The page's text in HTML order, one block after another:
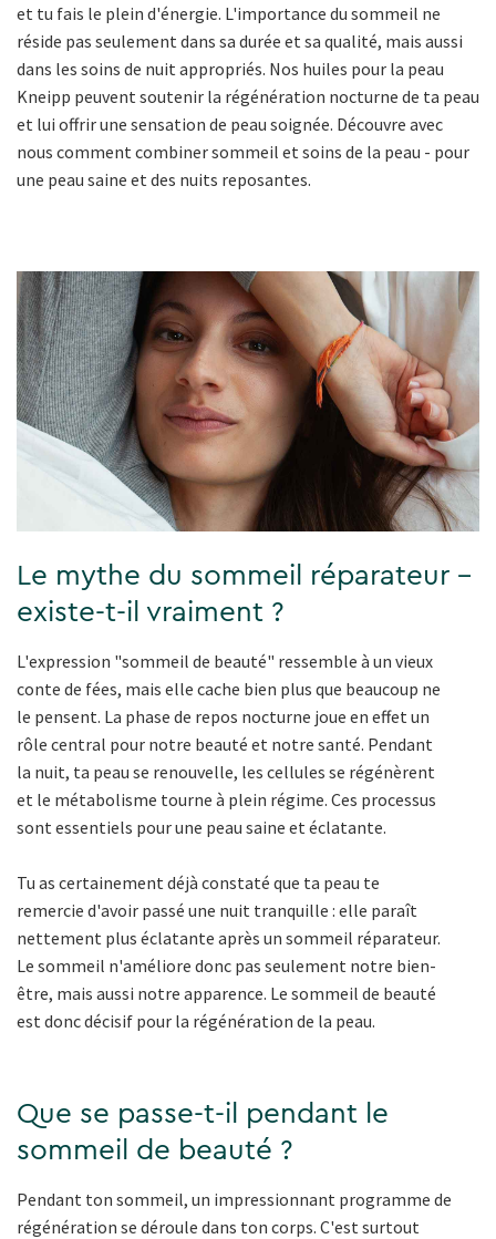
et tu fais le plein d'énergie. L'importance du sommeil ne
réside pas seulement dans sa durée et sa qualité, mais aussi
dans les soins de nuit appropriés. Nos huiles pour la peau
Kneipp peuvent soutenir la régénération nocturne de ta peau
et lui offrir une sensation de peau soignée. Découvre avec
nous comment combiner sommeil et soins de la peau - pour
une peau saine et des nuits reposantes.
Le mythe du sommeil réparateur -
existe-t-il vraiment ?
L'expression "sommeil de beauté" ressemble à un vieux
conte de fées, mais elle cache bien plus que beaucoup ne
le pensent. La phase de repos nocturne joue en effet un
rôle central pour notre beauté et notre santé. Pendant
la nuit, ta peau se renouvelle, les cellules se régénèrent
et le métabolisme tourne à plein régime. Ces processus
sont essentiels pour une peau saine et éclatante.
Tu as certainement déjà constaté que ta peau te
remercie d'avoir passé une nuit tranquille : elle paraît
nettement plus éclatante après un sommeil réparateur.
Le sommeil n'améliore donc pas seulement notre bien-
être, mais aussi notre apparence. Le sommeil de beauté
est donc décisif pour la régénération de la peau.
Que se passe-t-il pendant le
sommeil de beauté ?
Pendant ton sommeil, un impressionnant programme de
régénération se déroule dans ton corps. C'est surtout